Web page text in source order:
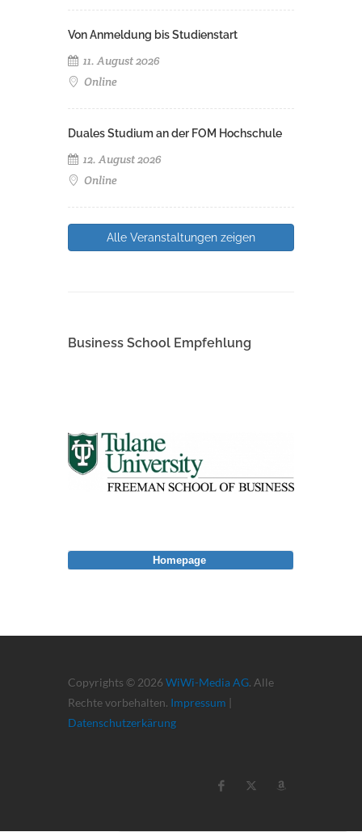
Von Anmeldung bis Studienstart
11. August 2026
Online
Duales Studium an der FOM Hochschule
12. August 2026
Online
Alle Veranstaltungen zeigen
Business School Empfehlung
Copyrights © 2026 WiWi-Media AG. Alle
Rechte vorbehalten. Impressum |
Datenschutzerkärung
Homepage